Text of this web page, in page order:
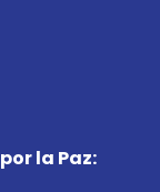
la Paz: